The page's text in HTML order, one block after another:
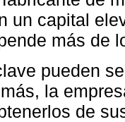
un capital
más de
pueden
la
de